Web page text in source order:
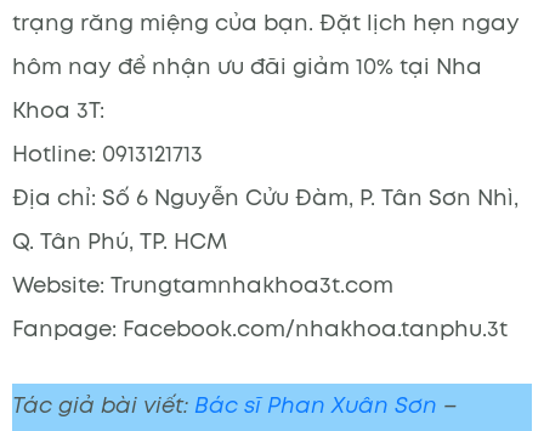
trạng răng miệng của bạn. Đặt lịch hẹn ngay
hôm nay để nhận ưu đãi giảm 10% tại Nha
Khoa 3T:
Hotline: 0913121713
Địa chỉ: Số 6 Nguyễn Cửu Đàm, P. Tân Sơn Nhì,
Q. Tân Phú, TP. HCM
Website: Trungtamnhakhoa3t.com
Fanpage: Facebook.com/nhakhoa.tanphu.3t
Tác giả bài viết: Bác sĩ Phan Xuân Sơn –